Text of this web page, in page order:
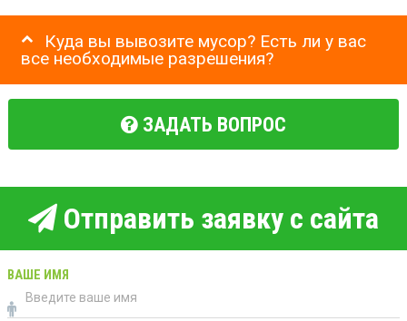
Куда вы вывозите мусор? Есть ли у вас
все необходимые разрешения?
ЗАДАТЬ ВОПРОС
Отправить заявку с сайта
ВАШЕ ИМЯ